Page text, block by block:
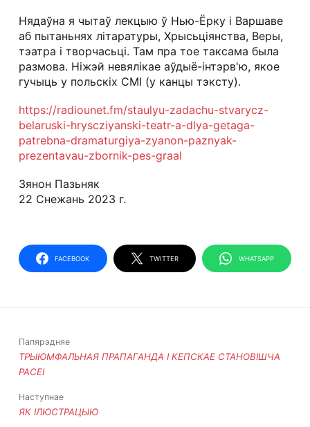
Нядаўна я чытаў лекцыю ў Нью-Ёрку і Варшаве
аб пытаньнях літаратуры, Хрысьціянства, Веры,
тэатра і творчасьці. Там пра тое таксама была
размова. Ніжэй невялікае аўдыё-інтэрв'ю, якое
гучыць у польскіх СМІ (у канцы тэксту).
https://radiounet.fm/staulyu-zadachu-stvarycz-
belaruski-hryscziyanski-teatr-a-dlya-getaga-
patrebna-dramaturgiya-zyanon-paznyak-
prezentavau-zbornik-pes-graal
Зянон Пазьняк
22 Снежань 2023 г.
FACEBOOK TWITTER WHATSAPP
Папярэдняе
ТРЫЮМФАЛЬНАЯ ПРАПАГАНДА І КЕПСКАЕ СТАНОВІШЧА
РАСЕІ
Наступнае
ЯК ІЛЮСТРАЦЫЮ